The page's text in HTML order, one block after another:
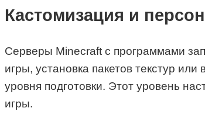
Кастомизация и
Серверы Minecraft с программами
игры, установка пакетов текстур
уровня подготовки. Этот уровень
игры.